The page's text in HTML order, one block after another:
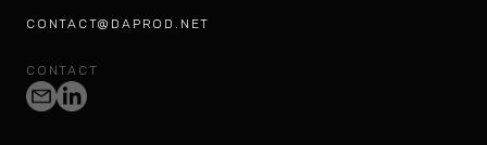
CONTACT@DAPROD.NET
CONTACT